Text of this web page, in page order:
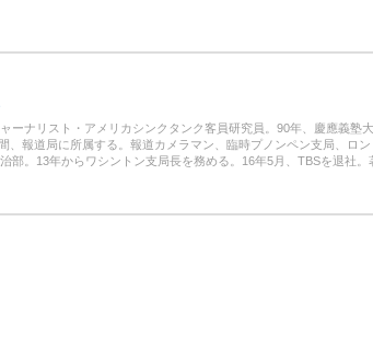
ーナリスト・アメリカシンクタンク客員研究員。90年、慶應義塾
、報道局に所属する。報道カメラマン、臨時プノンペン支局、ロン
部。13年からワシントン支局長を務める。16年5月、TBSを退社。